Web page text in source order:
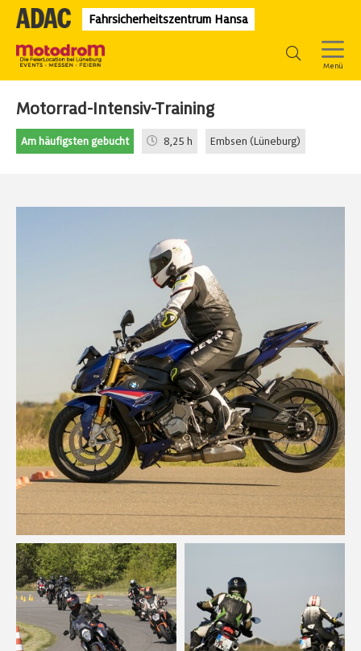
Fahrsicherheitszentrum Hansa
Motorrad-Intensiv-Training
Am häufigsten gebucht 8,25 h Embsen (Lüneburg)